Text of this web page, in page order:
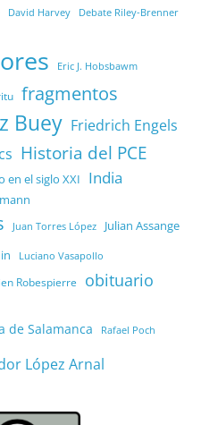
David Harvey Debate Riley-Brenner
Eric J. Hobsbawm
fragmentos
Buey Friedrich Engels
Historia del PCE
en el siglo XXI India
Juan Torres López Julian Assange
Luciano Vasapollo
Robespierre
obituario
de Salamanca Rafael Poch
López Arnal